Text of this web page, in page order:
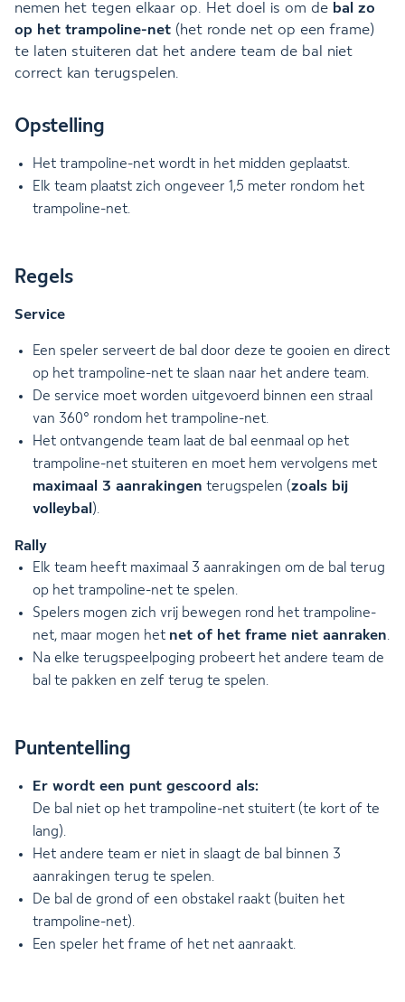
nemen het tegen elkaar op. Het doel is om de bal zo
op het trampoline-net (het ronde net op een frame)
te laten stuiteren dat het andere team de bal niet
correct kan terugspelen.
Opstelling
Het trampoline-net wordt in het midden geplaatst.
Elk team plaatst zich ongeveer 1,5 meter rondom het
trampoline-net.
Regels
Service
Een speler serveert de bal door deze te gooien en direct
op het trampoline-net te slaan naar het andere team.
De service moet worden uitgevoerd binnen een straal
van 360° rondom het trampoline-net.
Het ontvangende team laat de bal eenmaal op het
trampoline-net stuiteren en moet hem vervolgens met
maximaal 3 aanrakingen terugspelen (zoals bij
volleybal ).
Rally
Elk team heeft maximaal 3 aanrakingen om de bal terug
op het trampoline-net te spelen.
Spelers mogen zich vrij bewegen rond het trampoline-
net, maar mogen het net of het frame niet aanraken.
Na elke terugspeelpoging probeert het andere team de
bal te pakken en zelf terug te spelen.
Puntentelling
Er wordt een punt gescoord als:
De bal niet op het trampoline-net stuitert (te kort of te
lang).
Het andere team er niet in slaagt de bal binnen 3
aanrakingen terug te spelen.
De bal de grond of een obstakel raakt (buiten het
trampoline-net).
Een speler het frame of het net aanraakt.